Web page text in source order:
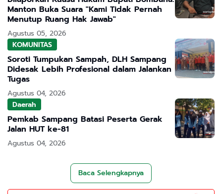
Manton Buka Suara "Kami Tidak Pernah
Menutup Ruang Hak Jawab"
Agustus 05, 2026
KOMUNITAS
Soroti Tumpukan Sampah, DLH Sampang
Didesak Lebih Profesional dalam Jalankan
Tugas
Agustus 04, 2026
Daerah
Pemkab Sampang Batasi Peserta Gerak
Jalan HUT ke-81
Agustus 04, 2026
Baca Selengkapnya